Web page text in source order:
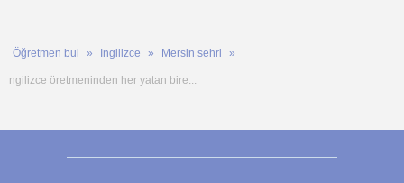
Öğretmen bul Ingilizce Mersin sehri
ngilizce öretmeninden her yatan bire...